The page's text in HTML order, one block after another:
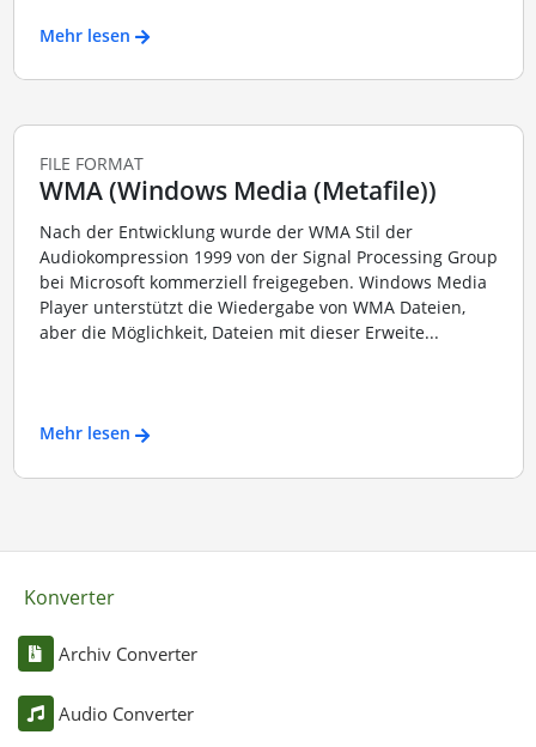
Mehr lesen
FILE FORMAT
WMA (Windows Media (Metafile))
Nach der Entwicklung wurde der WMA Stil der
Audiokompression 1999 von der Signal Processing Group
bei Microsoft kommerziell freigegeben. Windows Media
Player unterstützt die Wiedergabe von WMA Dateien,
aber die Möglichkeit, Dateien mit dieser Erweite...
Mehr lesen
Konverter
Archiv Converter
Audio Converter